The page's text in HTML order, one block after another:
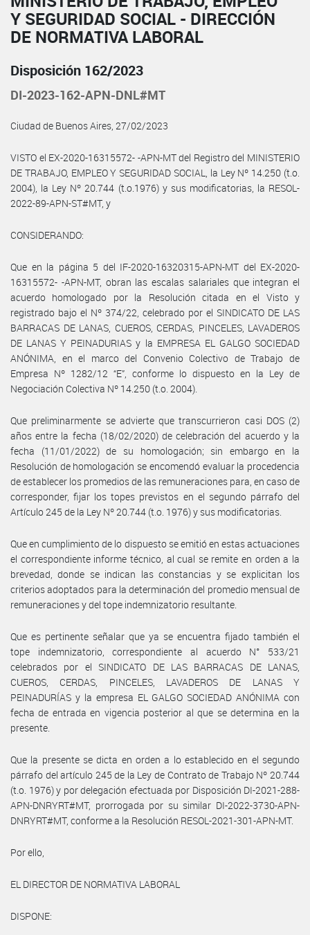
Y SEGURIDAD SOCIAL - DIRECCIÓN
DE NORMATIVA LABORAL
Disposición 162/2023
DI-2023-162-APN-DNL#MT
Ciudad de Buenos Aires, 27/02/2023
VISTO el EX-2020-16315572- -APN-MT del Registro del MINISTERIO
DE TRABAJO, EMPLEO Y SEGURIDAD SOCIAL, la Ley Nº 14.250 (t.o.
2004), la Ley Nº 20.744 (t.o.1976) y sus modificatorias, la RESOL-
2022-89-APN-ST#MT, y
CONSIDERANDO:
Que en la página 5 del IF-2020-16320315-APN-MT del EX-2020-
16315572- -APN-MT, obran las escalas salariales que integran el
acuerdo homologado por la Resolución citada en el Visto y
registrado bajo el Nº 374/22, celebrado por el SINDICATO DE LAS
BARRACAS DE LANAS, CUEROS, CERDAS, PINCELES, LAVADEROS
DE LANAS Y PEINADURIAS y la EMPRESA EL GALGO SOCIEDAD
ANÓNIMA, en el marco del Convenio Colectivo de Trabajo de
Empresa Nº 1282/12 “E”, conforme lo dispuesto en la Ley de
Negociación Colectiva Nº 14.250 (t.o. 2004).
Que preliminarmente se advierte que transcurrieron casi DOS (2)
años entre la fecha (18/02/2020) de celebración del acuerdo y la
fecha (11/01/2022) de su homologación; sin embargo en la
Resolución de homologación se encomendó evaluar la procedencia
de establecer los promedios de las remuneraciones para, en caso de
corresponder, fijar los topes previstos en el segundo párrafo del
Artículo 245 de la Ley Nº 20.744 (t.o. 1976) y sus modificatorias.
Que en cumplimiento de lo dispuesto se emitió en estas actuaciones
el correspondiente informe técnico, al cual se remite en orden a la
brevedad, donde se indican las constancias y se explicitan los
criterios adoptados para la determinación del promedio mensual de
remuneraciones y del tope indemnizatorio resultante.
Que es pertinente señalar que ya se encuentra fijado también el
tope indemnizatorio, correspondiente al acuerdo N° 533/21
celebrados por el SINDICATO DE LAS BARRACAS DE LANAS,
CUEROS, CERDAS, PINCELES, LAVADEROS DE LANAS Y
PEINADURÍAS y la empresa EL GALGO SOCIEDAD ANÓNIMA con
fecha de entrada en vigencia posterior al que se determina en la
presente.
Que la presente se dicta en orden a lo establecido en el segundo
párrafo del artículo 245 de la Ley de Contrato de Trabajo Nº 20.744
(t.o. 1976) y por delegación efectuada por Disposición DI-2021-288-
APN-DNRYRT#MT, prorrogada por su similar DI-2022-3730-APN-
DNRYRT#MT, conforme a la Resolución RESOL-2021-301-APN-MT.
Por ello,
EL DIRECTOR DE NORMATIVA LABORAL
DISPONE: